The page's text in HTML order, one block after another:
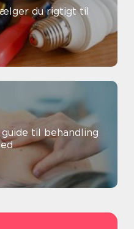
du rigtigt til
til behandling